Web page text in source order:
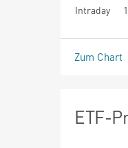
Intraday
seit Beginn
Zum Chart
ETF-